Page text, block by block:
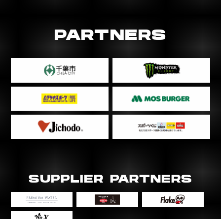
PARTNERS
SUPPLIER PARTNERS